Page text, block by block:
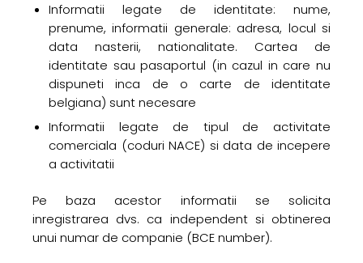
Informatii legate de identitate: nume,
prenume, informatii generale: adresa, locul si
data nasterii, nationalitate. Cartea de
identitate sau pasaportul (in cazul in care nu
dispuneti inca de o carte de identitate
belgiana) sunt necesare
Informatii legate de tipul de activitate
comerciala (coduri NACE) si data de incepere
a activitatii
Pe baza acestor informatii se solicita
inregistrarea dvs. ca independent si obtinerea
unui numar de companie (BCE number).